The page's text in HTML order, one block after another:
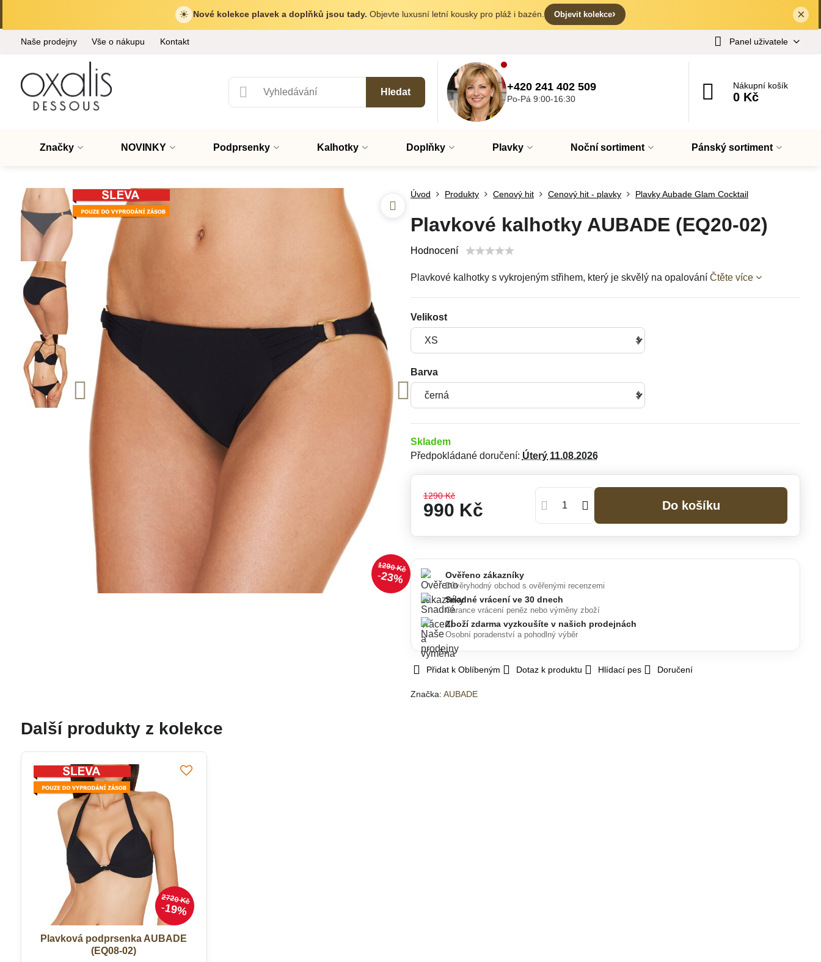
✕×
☀ Nové kolekce plavek a doplňků jsou tady. Objevte luxusní letní kousky pro pláž i bazén. Objevit kolekce›
Naše prodejny Vše o nákupu Kontakt Panel uživatele
Hledat +420 241 402 509
Po-Pá 9:00-16:30
Nákupní košík
0 Kč
Značky NOVINKY Podprsenky Kalhotky Doplňky Plavky Noční sortiment Pánský sortiment
1290 Kč
23%
Úvod Produkty Cenový hit Cenový hit - plavky Plavky Aubade Glam Cocktail
Plavkové kalhotky AUBADE (EQ20-02)
Hodnocení
Plavkové kalhotky s vykrojeným střihem, který je skvělý na opalování Čtěte více
Velikost
Barva
Skladem
Předpokládané doručení: Úterý11.08.2026
1290 Kč
990 Kč Do košíku
Přidat k Oblíbeným Dotaz k produktu Hlídací pes Doručení
Značka: AUBADE
Ověřeno zákazníky
Důvěryhodný obchod s ověřenými recenzemi
Snadné vrácení ve 30 dnech
Garance vrácení peněz nebo výměny zboží
Zboží zdarma vyzkoušíte v našich prodejnách
Osobní poradenství a pohodlný výběr
Další produkty z kolekce
2720 Kč
19%
Plavková podprsenka AUBADE
(EQ08-02)